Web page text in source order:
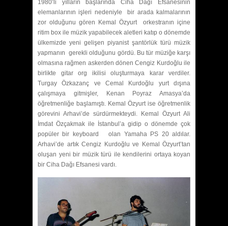
1980’li yılların başlarında Ciha Dağı Efsanesinin
elemanlarının işleri nedeniyle bir arada kalmalarının
zor olduğunu gören Kemal Özyurt orkestranın içine
ritim box ile müzik yapabilecek aletleri katıp o dönemde
ülkemizde yeni gelişen piyanist şantörlük türü müzik
yapmanın gerekli olduğunu gördü. Bu tür müziğe karşı
olmasına rağmen askerden dönen Cengiz Kurdoğlu ile
birlikte gitar org ikilisi oluşturmaya karar verdiler.
Turgay Özkazanç ve Cemal Kurdoğlu yurt dışına
çalışmaya gitmişler, Kenan Poyraz Amasya’da
öğretmenliğe başlamıştı. Kemal Özyurt ise öğretmenlik
görevini Arhavi’de sürdürmekteydi. Kemal Özyurt Ali
İmdat Özçakmak ile İstanbul’a gidip o dönemde çok
popüler bir keyboard olan Yamaha PS 20 aldılar.
Arhavi’de artık Cengiz Kurdoğlu ve Kemal Özyurt’tan
oluşan yeni bir müzik türü ile kendilerini ortaya koyan
bir Ciha Dağı Efsanesi vardı.